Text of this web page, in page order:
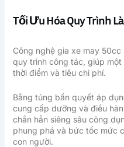
Tối Ưu Hóa Quy Trình
Công nghệ gia xe may
quy trình công tác, giúp
thời điểm và tiêu chi phí.
Bằng túng bấn quyết áp
cung cấp dưỡng và điều
chắn hẳn siêng sâu công
phung phá và bức tốc mức
con người.